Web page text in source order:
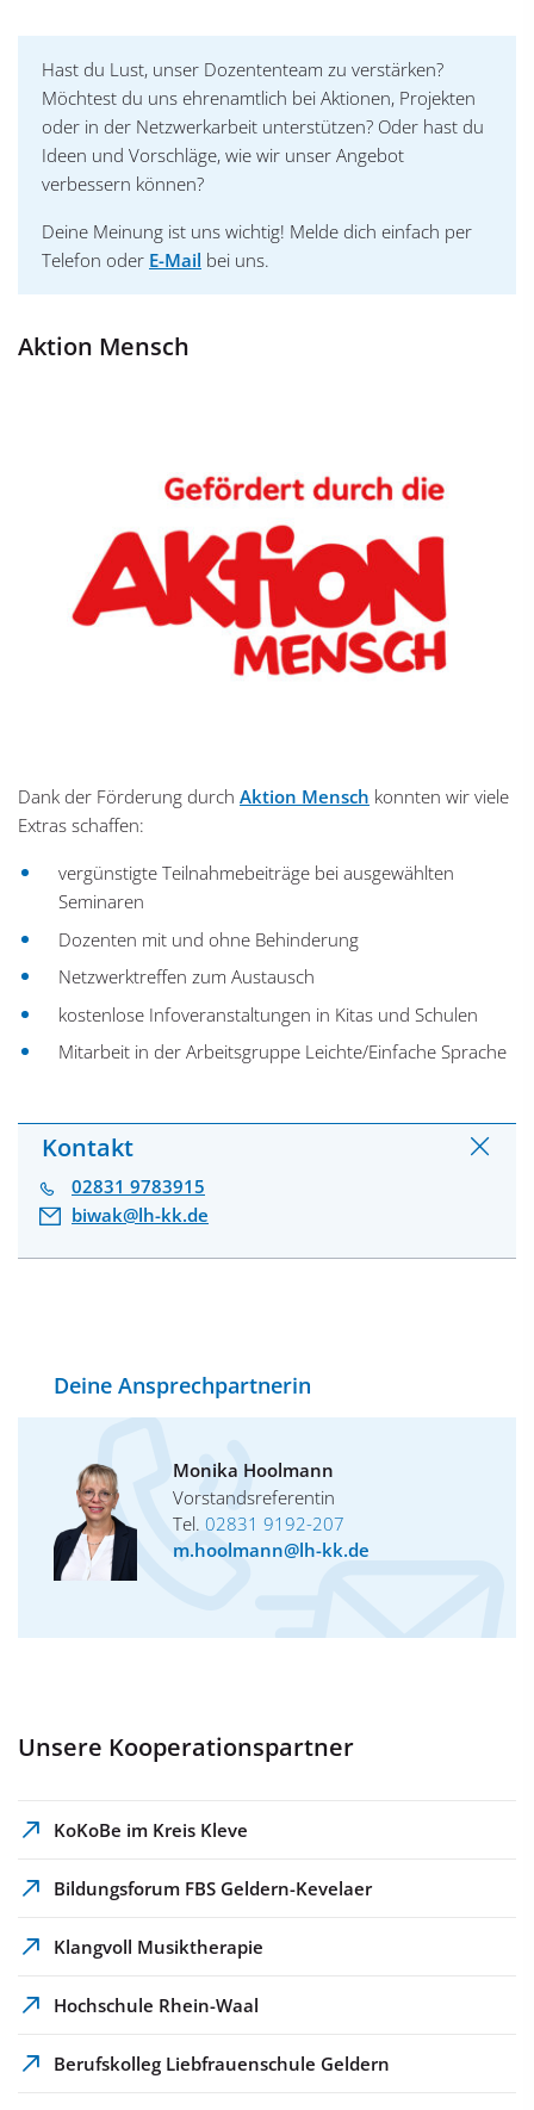
Hast du Lust, unser Dozententeam zu verstärken?
Möchtest du uns ehrenamtlich bei Aktionen, Projekten
oder in der Netzwerkarbeit unterstützen? Oder hast du
Ideen und Vorschläge, wie wir unser Angebot
verbessern können?
Deine Meinung ist uns wichtig! Melde dich einfach per
Telefon oder E-Mail bei uns.
Aktion Mensch
Dank der Förderung durch Aktion Mensch konnten wir viele
Extras schaffen:
vergünstigte Teilnahmebeiträge bei ausgewählten
Seminaren
Dozenten mit und ohne Behinderung
Netzwerktreffen zum Austausch
kostenlose Infoveranstaltungen in Kitas und Schulen
Mitarbeit in der Arbeitsgruppe Leichte/Einfache Sprache
Kontakt
02831 9783915
biwak@lh-kk.de
Deine Ansprechpartnerin
Monika Hoolmann
Vorstandsreferentin
Tel. 02831 9192-207
m.hoolmann@lh-kk.de
Unsere Kooperationspartner
KoKoBe im Kreis Kleve
Bildungsforum FBS Geldern-Kevelaer
Klangvoll Musiktherapie
Hochschule Rhein-Waal
Berufskolleg Liebfrauenschule Geldern